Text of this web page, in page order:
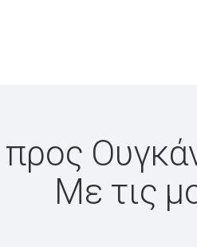
προς
Με τις